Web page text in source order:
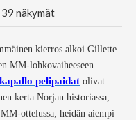
39 näkymät
kierros alkoi Gillette
MM-lohkovaiheeseen
pelipaidat olivat
kerta Norjan historiassa,
ottelussa; heidän aiempi